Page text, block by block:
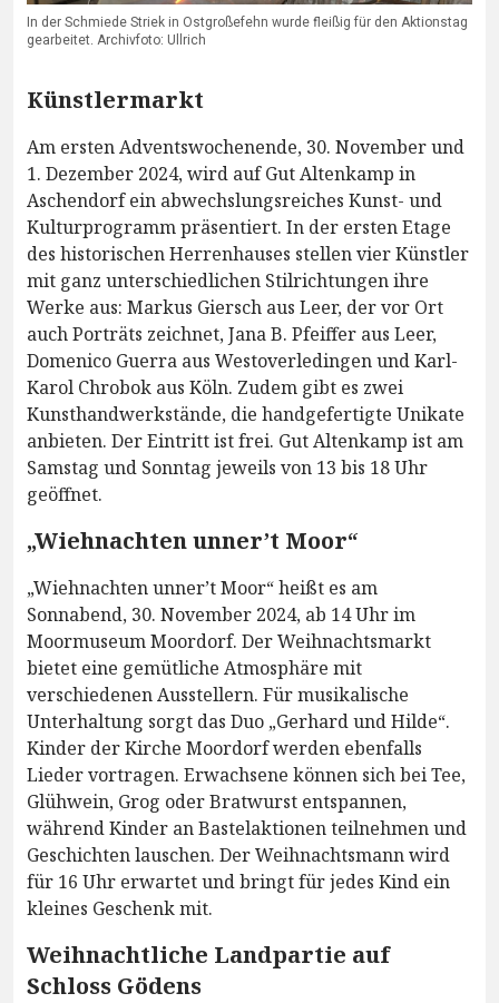
In der Schmiede Striek in Ostgroßefehn wurde fleißig für den Aktionstag
gearbeitet. Archivfoto: Ullrich
Künstlermarkt
Am ersten Adventswochenende, 30. November und
1. Dezember 2024, wird auf Gut Altenkamp in
Aschendorf ein abwechslungsreiches Kunst- und
Kulturprogramm präsentiert. In der ersten Etage
des historischen Herrenhauses stellen vier Künstler
mit ganz unterschiedlichen Stilrichtungen ihre
Werke aus: Markus Giersch aus Leer, der vor Ort
auch Porträts zeichnet, Jana B. Pfeiffer aus Leer,
Domenico Guerra aus Westoverledingen und Karl-
Karol Chrobok aus Köln. Zudem gibt es zwei
Kunsthandwerkstände, die handgefertigte Unikate
anbieten. Der Eintritt ist frei. Gut Altenkamp ist am
Samstag und Sonntag jeweils von 13 bis 18 Uhr
geöffnet.
„Wiehnachten unner’t Moor“
„Wiehnachten unner’t Moor“ heißt es am
Sonnabend, 30. November 2024, ab 14 Uhr im
Moormuseum Moordorf. Der Weihnachtsmarkt
bietet eine gemütliche Atmosphäre mit
verschiedenen Ausstellern. Für musikalische
Unterhaltung sorgt das Duo „Gerhard und Hilde“.
Kinder der Kirche Moordorf werden ebenfalls
Lieder vortragen. Erwachsene können sich bei Tee,
Glühwein, Grog oder Bratwurst entspannen,
während Kinder an Bastelaktionen teilnehmen und
Geschichten lauschen. Der Weihnachtsmann wird
für 16 Uhr erwartet und bringt für jedes Kind ein
kleines Geschenk mit.
Weihnachtliche Landpartie auf
Schloss Gödens